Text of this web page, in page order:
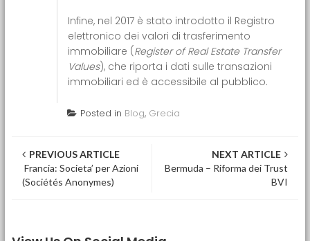
Infine, nel 2017 è stato introdotto il Registro
elettronico dei valori di trasferimento
immobiliare (Register of Real Estate Transfer
Values), che riporta i dati sulle transazioni
immobiliari ed è accessibile al pubblico.
Posted in Blog, Grecia
Post navigation
PREVIOUS ARTICLE
Francia: Societa’ per Azioni
(Sociétés Anonymes)
NEXT ARTICLE
Bermuda – Riforma dei Trust
BVI